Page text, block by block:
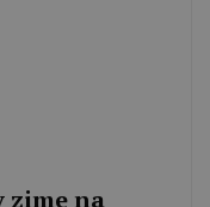
zime na